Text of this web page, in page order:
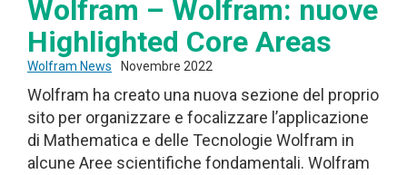
Wolfram – Wolfram: nuove
Highlighted Core Areas
Wolfram News Novembre 2022
Wolfram ha creato una nuova sezione del proprio
sito per organizzare e focalizzare l’applicazione
di Mathematica e delle Tecnologie Wolfram in
alcune Aree scientifiche fondamentali. Wolfram